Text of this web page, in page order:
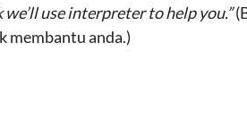
we’ll use interpreter to help you.”
membantu anda.)